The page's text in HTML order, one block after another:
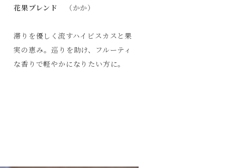
花果ブレンド （かか）
滞りを優しく流すハイビスカスと果
実の恵み。巡りを助け、フルーティ
な香りで軽やかになりたい方に。